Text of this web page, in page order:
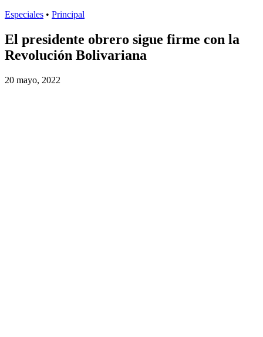
Especiales • Principal
El presidente obrero sigue firme con la
Revolución Bolivariana
20 mayo, 2022